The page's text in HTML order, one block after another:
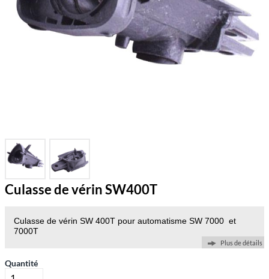
Culasse de vérin SW400T
Culasse de vérin SW 400T pour automatisme SW 7000 et
7000T
Plus de détails
Quantité